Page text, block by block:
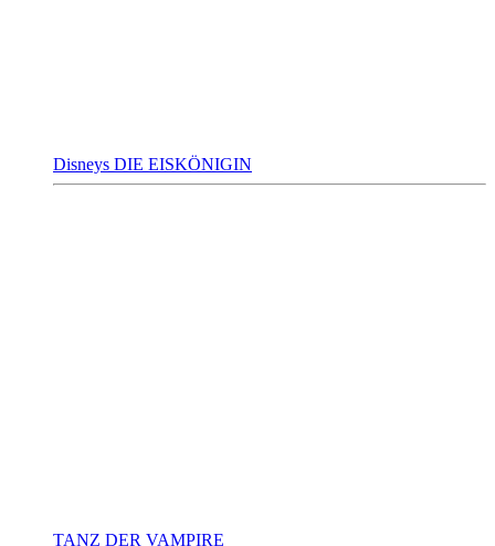
Disneys DIE EISKÖNIGIN
TANZ DER VAMPIRE